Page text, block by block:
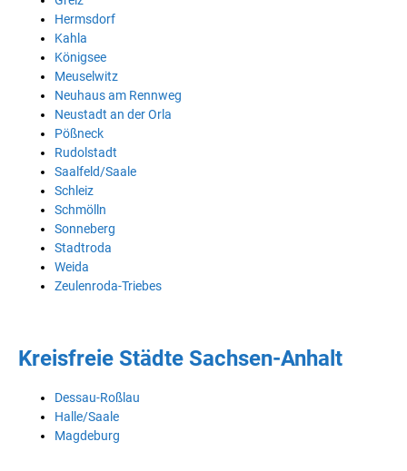
Hermsdorf
Kahla
Königsee
Meuselwitz
Neuhaus am Rennweg
Neustadt an der Orla
Pößneck
Rudolstadt
Saalfeld/Saale
Schleiz
Schmölln
Sonneberg
Stadtroda
Weida
Zeulenroda-Triebes
Kreisfreie Städte Sachsen-Anhalt
Dessau-Roßlau
Halle/Saale
Magdeburg